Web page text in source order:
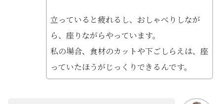
立っていると疲れるし、おしゃべりしなが
ら、座りながらやっています。
私の場合、食材のカットや下ごしらえは、座
っていたほうがじっくりできるんです。